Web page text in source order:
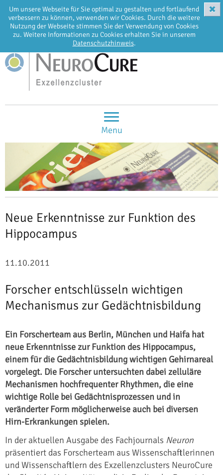
Um unsere Webseite für Sie optimal zu gestalten und fortlaufend
verbessern zu können, verwenden wir Cookies. Durch die weitere
Nutzung der Webseite stimmen Sie der Verwendung von Cookies
zu. Weitere Informationen zu Cookies erhalten Sie in unserem
Datenschutzhinweis.
✖
EN DE
Menu
Neue Erkenntnisse zur Funktion des
Hippocampus
11.10.2011
Forscher entschlüsseln wichtigen
Mechanismus zur Gedächtnisbildung
Ein Forscherteam aus Berlin, München und Haifa hat
neue Erkenntnisse zur Funktion des Hippocampus,
einem für die Gedächtnisbildung wichtigen Gehirnareal
vorgelegt. Die Forscher untersuchten dabei zelluläre
Mechanismen hochfrequenter Rhythmen, die eine
wichtige Rolle bei Gedächtnisprozessen und in
veränderter Form möglicherweise auch bei diversen
Hirn-Erkrankungen spielen.
In der aktuellen Ausgabe des Fachjournals Neuron
präsentiert das Forscherteam aus Wissenschaftlerinnen
und Wissenschaftlern des Exzellenzclusters NeuroCure